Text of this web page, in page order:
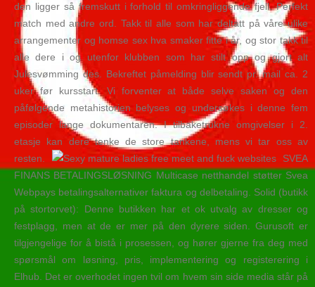
den ligger så fremskutt i forhold til omkringliggende fjell. Perfekt
match med andre ord. Takk til alle som har deltatt på våre ulike
arrangementer og homse sex hva smaker fitte i år, og stor takk til
alle dere i og utenfor klubben som har stilt opp og gjort alt
Julesvømming des. Bekreftet påmelding blir sendt pr. mail ca. 2
uker før kursstart. Vi forventer at både selve saken og den
påfølgende metahistorien belyses og undersøkes i denne fem
episoder lange dokumentaren. I tilbaketrukne omgivelser i 2.
etasje kan dere tenke de store tankene, mens vi tar oss av
resten.
SVEA
FINANS BETALINGSLØSNING Multicase netthandel støtter Svea
Webpays betalingsalternativer faktura og delbetaling. Solid (butikk
på stortorvet): Denne butikken har et ok utvalg av dresser og
festplagg, men at de er mer på den dyrere siden. Gurusoft er
tilgjengelige for å bistå i prosessen, og hører gjerne fra deg med
spørsmål om løsning, pris, implementering og registerering i
Elhub. Det er overhodet ingen tvil om hvem sin side media står på